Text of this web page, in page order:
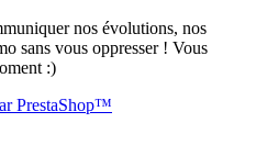
nos évolutions, nos
sans vous oppresser ! Vous
:)
PrestaShop™